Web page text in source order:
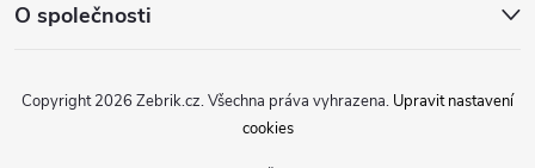
O společnosti
Copyright 2026 Zebrik.cz. Všechna práva vyhrazena. Upravit nastavení
cookies